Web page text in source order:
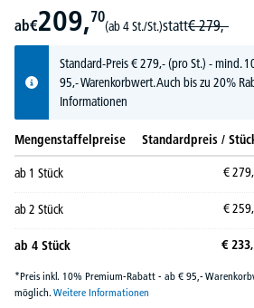
ab€209,70
(ab 4 St./St.)statt€ 279,-
Standard-Preis€279,-(pro St.) - mind.
95,- Warenkorbwert. Auch bis zu 20%
Informationen
Mengenstaffelpreise Standardpreis /
ab 1 Stück €
ab2 Stück €
ab 4 Stück €
*Preis inkl. 10% Premium-Rabatt - ab € 95,-
möglich. Weitere Informationen